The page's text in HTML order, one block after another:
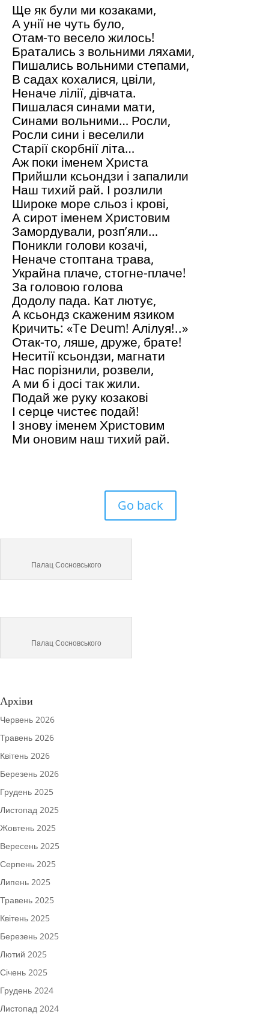
Ще як були ми козаками,
А унії не чуть було,
Отам-то весело жилось!
Братались з вольними ляхами,
Пишались вольними степами,
В садах кохалися, цвіли,
Неначе лілії, дівчата.
Пишалася синами мати,
Синами вольними… Росли,
Росли сини і веселили
Старії скорбнії літа…
Аж поки іменем Христа
Прийшли ксьондзи і запалили
Наш тихий рай. І розлили
Широке море сльоз і крові,
А сирот іменем Христовим
Замордували, розп’яли…
Поникли голови козачі,
Неначе стоптана трава,
Украйна плаче, стогне-плаче!
За головою голова
Додолу пада. Кат лютує,
А ксьондз скаженим язиком
Кричить: «Te Deum! Алілуя!..»
Отак-то, ляше, друже, брате!
Неситії ксьондзи, магнати
Нас порізнили, розвели,
А ми б і досі так жили.
Подай же руку козакові
І серце чистеє подай!
І знову іменем Христовим
Ми оновим наш тихий рай.
Go back
Палац Сосновського
Палац Сосновського
Архіви
Червень 2026
Травень 2026
Квітень 2026
Березень 2026
Грудень 2025
Листопад 2025
Жовтень 2025
Вересень 2025
Серпень 2025
Липень 2025
Травень 2025
Квітень 2025
Березень 2025
Лютий 2025
Січень 2025
Грудень 2024
Листопад 2024